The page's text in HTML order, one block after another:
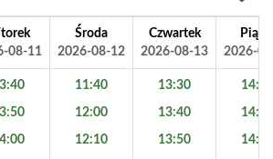
08-11
Środa
2026-08-12
Czwartek
2026-08-13
2026-
11:40
12:00
12:10
13:30
13:40
13:50
14:30
14:40
14:50